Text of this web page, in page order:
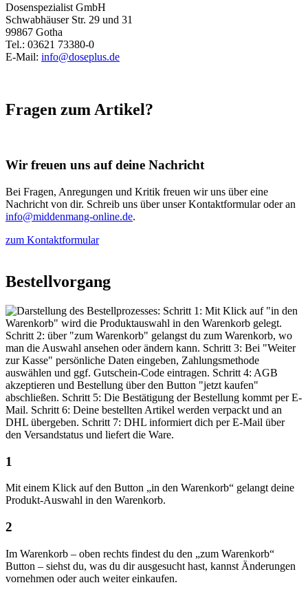
Dosenspezialist GmbH
Schwabhäuser Str. 29 und 31
99867 Gotha
Tel.: 03621 73380-0
E-Mail: info@doseplus.de
Fragen zum Artikel?
Wir freuen uns auf deine Nachricht
Bei Fragen, Anregungen und Kritik freuen wir uns über eine
Nachricht von dir. Schreib uns über unser Kontaktformular oder an
info@middenmang-online.de.
zum Kontaktformular
Bestellvorgang
1
Mit einem Klick auf den Button „in den Warenkorb“ gelangt deine
Produkt-Auswahl in den Warenkorb.
2
Im Warenkorb – oben rechts findest du den „zum Warenkorb“
Button – siehst du, was du dir ausgesucht hast, kannst Änderungen
vornehmen oder auch weiter einkaufen.